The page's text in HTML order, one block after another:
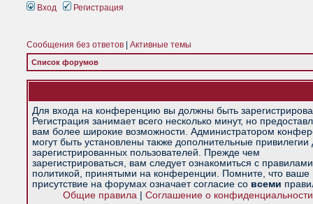
Вход Регистрация
Сообщения без ответов Активные темы
Список форумов
Для входа на конференцию вы должны быть
Регистрация занимает всего несколько минут, но
вам более широкие возможности. Администратором
могут быть установлены также дополнительные привилегии
зарегистрированных пользователей. Прежде чем
зарегистрироваться, вам следует ознакомиться с
политикой, принятыми на конференции. Помните, что ваше
присутствие на форумах означает согласие со всеми
Общие правила| Соглашение о конфиденциальности